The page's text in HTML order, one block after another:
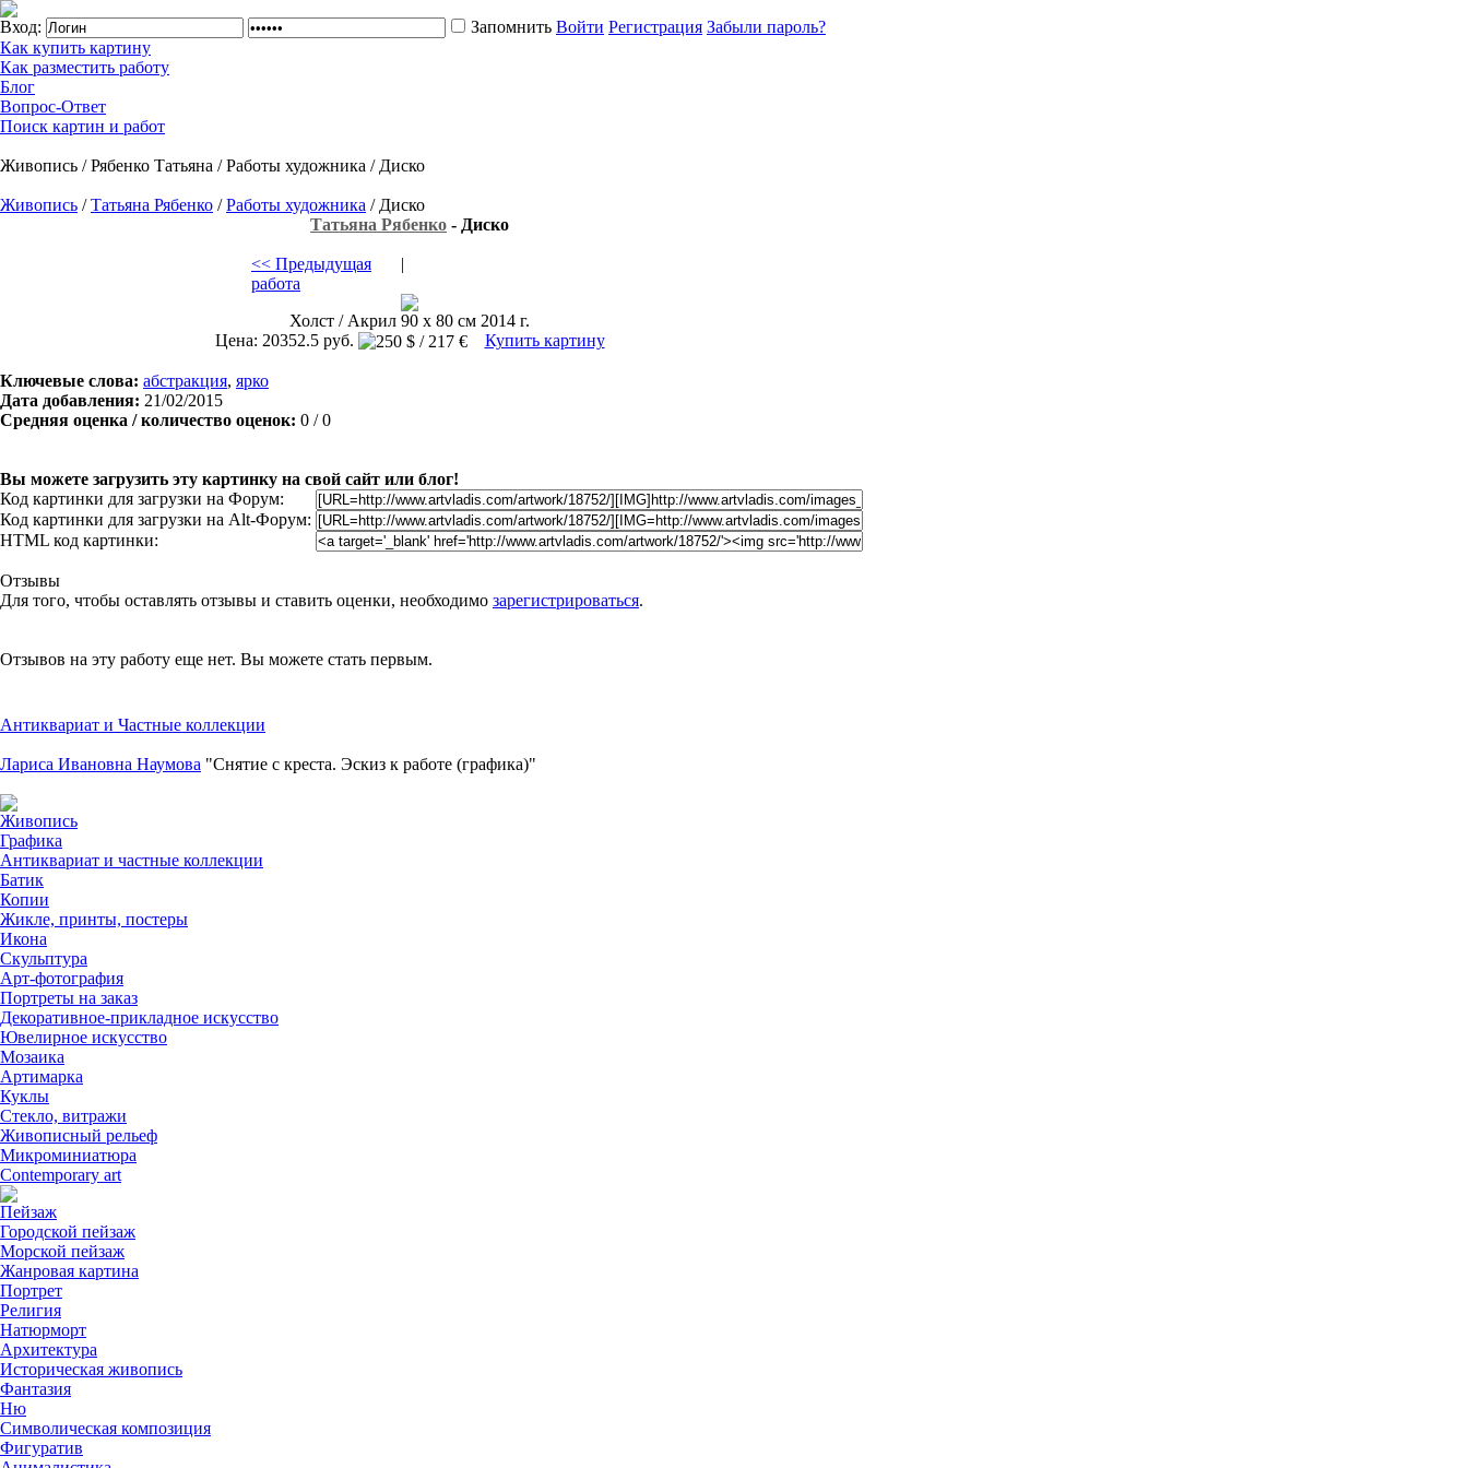
Вход: Запомнить Войти Регистрация Забыли пароль?
Как купить картину
Как разместить работу
Блог
Вопрос-Ответ
Поиск картин и работ
Живопись / Рябенко Татьяна / Работы художника / Диско
Живопись /Татьяна Рябенко /Работы художника / Диско
Татьяна Рябенко - Диско
<< Предыдущая
работа
|
Холст / Акрил 90 х 80 см 2014 г.
Цена: 20352.5 руб.
Купить картину
Ключевые слова: абстракция, ярко
Дата добавления: 21/02/2015
Средняя оценка / количество оценок: 0 / 0
Вы можете загрузить эту картинку на свой сайт или блог!
Код картинки для загрузки на Форум:
Код картинки для загрузки на Alt-Форум:
HTML код картинки:
Отзывы
Для того, чтобы оставлять отзывы и ставить оценки, необходимо зарегистрироваться.
Отзывов на эту работу еще нет. Вы можете стать первым.
Антиквариат и Частные коллекции
Лариса Ивановна Наумова "Снятие с креста. Эскиз к работе (графика)"
Живопись
Графика
Антиквариат и частные коллекции
Батик
Копии
Жикле, принты, постеры
Икона
Скульптура
Арт-фотография
Портреты на заказ
Декоративное-прикладное искусство
Ювелирное искусство
Мозаика
Артимарка
Куклы
Стекло, витражи
Живописный рельеф
Микроминиатюра
Contemporary art
Пейзаж
Городской пейзаж
Морской пейзаж
Жанровая картина
Портрет
Религия
Натюрморт
Архитектура
Историческая живопись
Фантазия
Ню
Символическая композиция
Фигуратив